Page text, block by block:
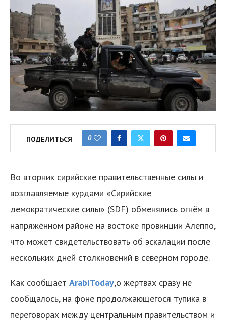
ПОДЕЛИТЬСЯ 0
Во вторник сирийские правительственные силы и
возглавляемые курдами «Сирийские
демократические силы» (SDF) обменялись огнём в
напряжённом районе на востоке провинции Алеппо,
что может свидетельствовать об эскалации после
нескольких дней столкновений в северном городе.
Как сообщает ArabiToday,о жертвах сразу не
сообщалось, на фоне продолжающегося тупика в
переговорах между центральным правительством и